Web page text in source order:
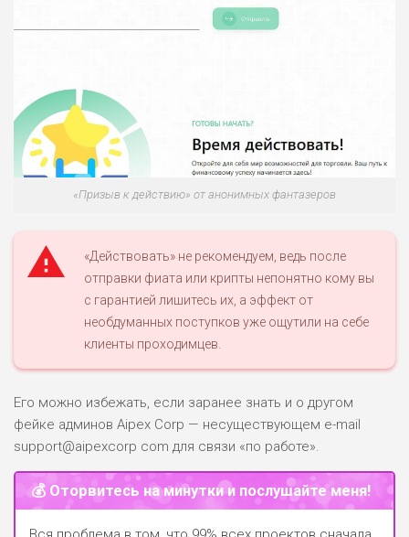
«Призыв к действию» от анонимных фантазеров
«Действовать» не рекомендуем, ведь после
отправки фиата или крипты непонятно кому вы
с гарантией лишитесь их, а эффект от
необдуманных поступков уже ощутили на себе
клиенты проходимцев.
Его можно избежать, если заранее знать и о другом
фейке админов Aipex Corp — несуществующем e-mail
support@aipexcorp com для связи «по работе».
💰 Оторвитесь на минутки и послушайте меня!